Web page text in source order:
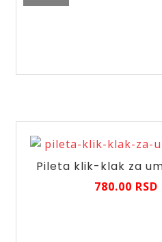
klik-
EUVCR01
Pileta klik-klak za
780.00 RSD